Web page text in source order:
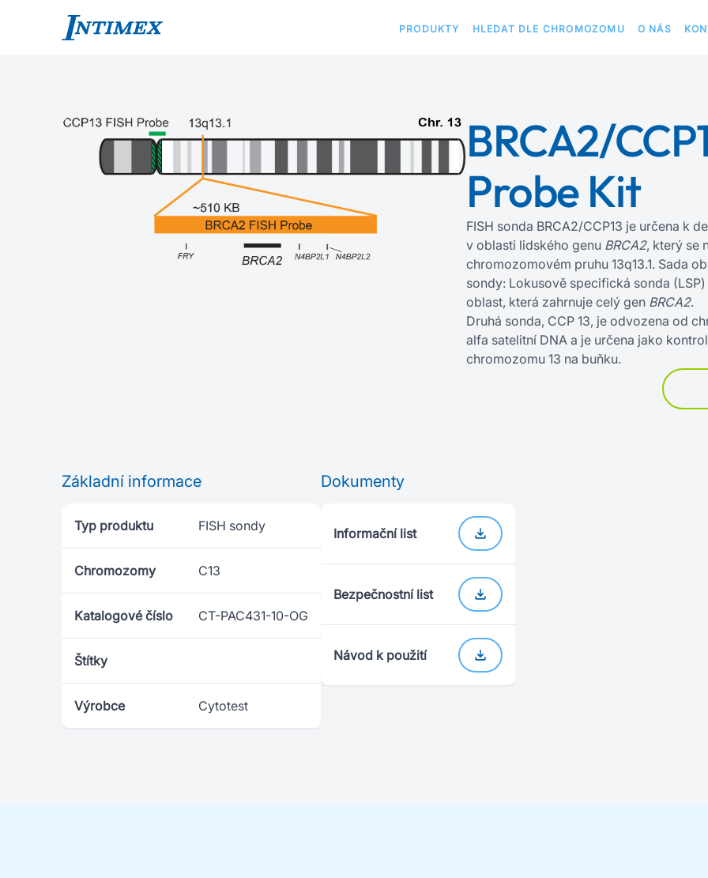
PRODUKTY HLEDAT DLE CHROMOZOMU O NÁS
BRCA2/
Probe Kit
FISH sonda BRCA2/CCP13 je určena k
v oblasti lidského genu BRCA2, který se
chromozomovém pruhu 13q13.1. Sada
sondy: Lokusově specifická sonda
oblast, která zahrnuje celý gen BRCA2.
Druhá sonda, CCP 13, je odvozena od
alfa satelitní DNA a je určena jako
chromozomu 13 na buňku.
Základní informace
Typ produktu FISH sondy
Chromozomy C13
Katalogové číslo CT-PAC431-10-OG
Štítky
Výrobce Cytotest
Dokumenty
Informační list
Bezpečnostní list
Návod k použití